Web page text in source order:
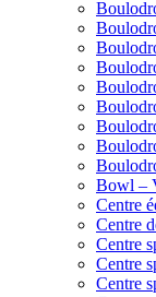
Bowl –
Centre
Centre
Centre
Centre
Centre